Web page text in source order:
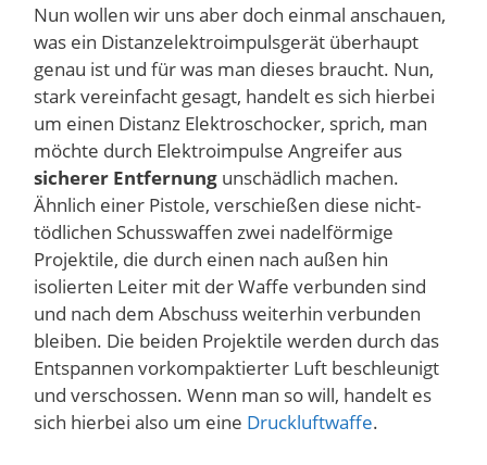
Nun wollen wir uns aber doch einmal anschauen,
was ein Distanzelektroimpulsgerät überhaupt
genau ist und für was man dieses braucht. Nun,
stark vereinfacht gesagt, handelt es sich hierbei
um einen Distanz Elektroschocker, sprich, man
möchte durch Elektroimpulse Angreifer aus
sicherer Entfernung unschädlich machen.
Ähnlich einer Pistole, verschießen diese nicht-
tödlichen Schusswaffen zwei nadelförmige
Projektile, die durch einen nach außen hin
isolierten Leiter mit der Waffe verbunden sind
und nach dem Abschuss weiterhin verbunden
bleiben. Die beiden Projektile werden durch das
Entspannen vorkompaktierter Luft beschleunigt
und verschossen. Wenn man so will, handelt es
sich hierbei also um eine Druckluftwaffe.